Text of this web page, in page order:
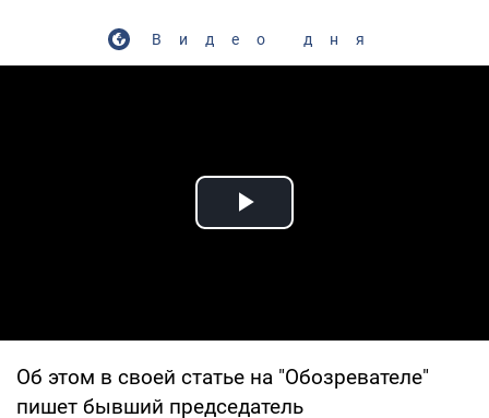
Видео дня
Play Video
Об этом в своей статье на "Обозревателе"
пишет бывший председатель